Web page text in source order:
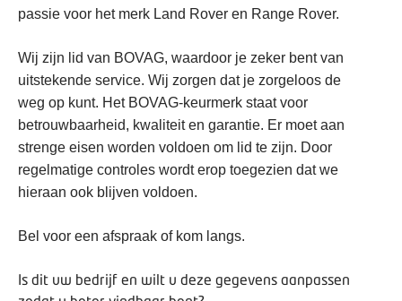
passie voor het merk Land Rover en Range Rover.
Wij zijn lid van BOVAG, waardoor je zeker bent van
uitstekende service. Wij zorgen dat je zorgeloos de
weg op kunt. Het BOVAG-keurmerk staat voor
betrouwbaarheid, kwaliteit en garantie. Er moet aan
strenge eisen worden voldoen om lid te zijn. Door
regelmatige controles wordt erop toegezien dat we
hieraan ook blijven voldoen.
Bel voor een afspraak of kom langs.
Is dit uw bedrijf en wilt u deze gegevens aanpassen